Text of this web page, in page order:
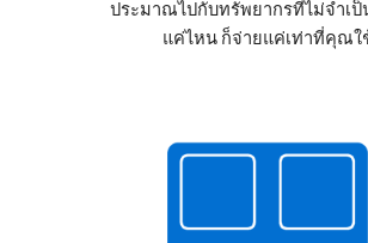
ประมาณไปกับทรัพยากรที่ไม่จำเ
แค่ไหน ก็จ่ายแค่เท่าที่คุณใ